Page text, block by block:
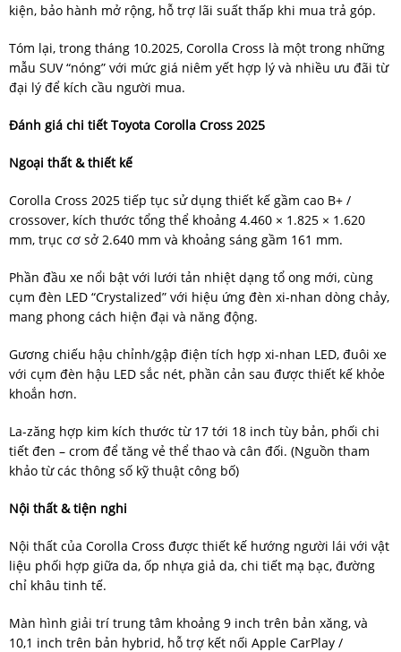
kiện, bảo hành mở rộng, hỗ trợ lãi suất thấp khi mua trả góp.
Tóm lại, trong tháng 10.2025, Corolla Cross là một trong những
mẫu SUV “nóng” với mức giá niêm yết hợp lý và nhiều ưu đãi từ
đại lý để kích cầu người mua.
Đánh giá chi tiết Toyota Corolla Cross 2025
Ngoại thất & thiết kế
Corolla Cross 2025 tiếp tục sử dụng thiết kế gầm cao B+ /
crossover, kích thước tổng thể khoảng 4.460 × 1.825 × 1.620
mm, trục cơ sở 2.640 mm và khoảng sáng gầm 161 mm.
Phần đầu xe nổi bật với lưới tản nhiệt dạng tổ ong mới, cùng
cụm đèn LED “Crystalized” với hiệu ứng đèn xi-nhan dòng chảy,
mang phong cách hiện đại và năng động.
Gương chiếu hậu chỉnh/gập điện tích hợp xi-nhan LED, đuôi xe
với cụm đèn hậu LED sắc nét, phần cản sau được thiết kế khỏe
khoắn hơn.
La-zăng hợp kim kích thước từ 17 tới 18 inch tùy bản, phối chi
tiết đen – crom để tăng vẻ thể thao và cân đối. (Nguồn tham
khảo từ các thông số kỹ thuật công bố)
Nội thất & tiện nghi
Nội thất của Corolla Cross được thiết kế hướng người lái với vật
liệu phối hợp giữa da, ốp nhựa giả da, chi tiết mạ bạc, đường
chỉ khâu tinh tế.
Màn hình giải trí trung tâm khoảng 9 inch trên bản xăng, và
10,1 inch trên bản hybrid, hỗ trợ kết nối Apple CarPlay /